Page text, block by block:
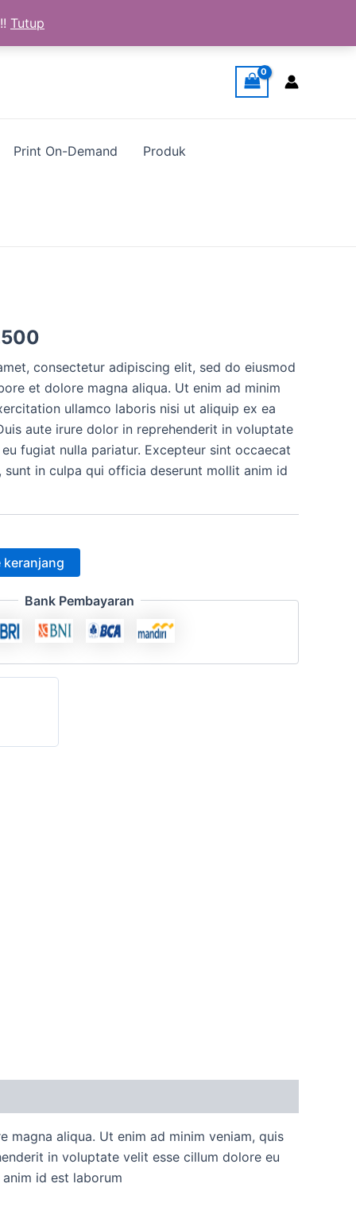
Tutup
Print On-Demand Produk
ini
adalah:
Rp12.500.
consectetur adipiscing elit, sed do eiusmod
et dolore magna aliqua. Ut enim ad minim
ullamco laboris nisi ut aliquip ex ea
aute irure dolor in reprehenderit in voluptate
fugiat nulla pariatur. Excepteur sint occaecat
in culpa qui officia deserunt mollit anim id
keranjang
Bank Pembayaran
aliqua. Ut enim ad minim veniam, quis
in voluptate velit esse cillum dolore eu
id est laborum